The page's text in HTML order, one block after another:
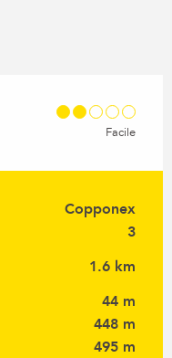
Facile
Copponex
3
1.6 km
44 m
448 m
495 m